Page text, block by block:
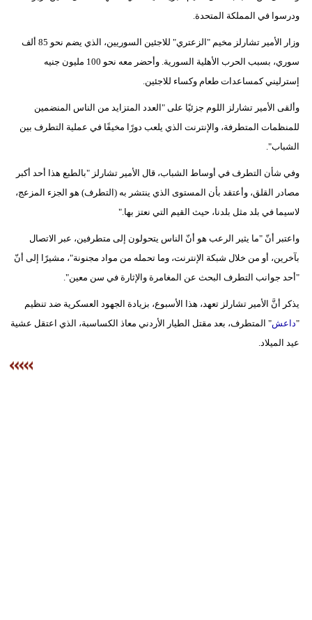
مدوَّنات
سيارات
ودرسوا في المملكة المتحدة.
وزار الأمير تشارلز مخيم "الزعتري" للاجئين السوريين، الذي يضم نحو 85 ألف
سوري، بسبب الحرب الأهلية السورية. وأحضر معه نحو 100 مليون جنيه
إسترليني كمساعدات طعام وكساء للاجئين.
وألقى الأمير تشارلز اللوم جزئيًا على "العدد المتزايد من الناس المنضمين
للمنظمات المتطرفة، والإنترنت الذي يلعب دورًا مخيفًا في عملية التطرف بين
الشباب".
وفي شأن التطرف في أوساط الشباب، قال الأمير تشارلز "بالطبع هذا أحد أكبر
مصادر القلق، وأعتقد بأن المستوى الذي ينتشر به (التطرف) هو الجزء المزعج،
لاسيما في بلد مثل بلدنا، حيث القيم التي نعتز بها."
واعتبر أنّ "ما يثير الرعب هو أنّ الناس يتحولون إلى متطرفين، عبر الاتصال
بآخرين، أو من خلال شبكة الإنترنت، وما تحمله من مواد مجنونة"، مشيرًا إلى أنّ
"أحد جوانب التطرف البحث عن المغامرة والإثارة في سن معين".
يذكر أنَّ الأمير تشارلز تعهد، هذا الأسبوع، بزيادة الجهود العسكرية ضد تنظيم
"داعش" المتطرف، بعد مقتل الطيار الأردني معاذ الكساسبة، الذي اعتقل عشية
عيد الميلاد.